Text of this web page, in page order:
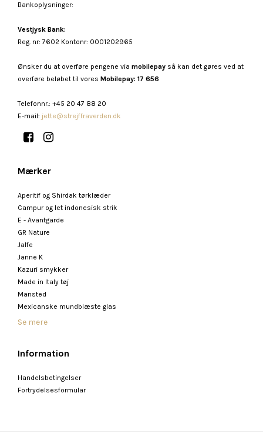
Bankoplysninger:
Vestjysk Bank:
Reg. nr: 7602 Kontonr: 0001202965
Ønsker du at overføre pengene via mobilepay så kan det gøres ved at
overføre beløbet til vores Mobilepay: 17 656
Telefonnr.: +45 20 47 88 20
E-mail: jette@strejffraverden.dk
Mærker
Aperitif og Shirdak tørklæder
Campur og let indonesisk strik
E - Avantgarde
GR Nature
Jalfe
Janne K
Kazuri smykker
Made in Italy tøj
Mansted
Mexicanske mundblæste glas
Se mere
Information
Handelsbetingelser
Fortrydelsesformular